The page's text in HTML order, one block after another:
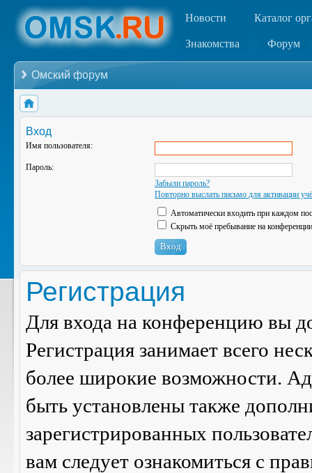
Новости Каталог
Знакомства Форум
Омский форум
Вход
Имя пользователя:
Пароль:
Забыли пароль?
Повторно выслать письмо для активации
Автоматически входить при каждом
Скрыть моё пребывание на
Регистрация
Для входа на конференцию вы
Регистрация занимает всего
более широкие возможности.
быть установлены также
зарегистрированных
вам следует ознакомиться с